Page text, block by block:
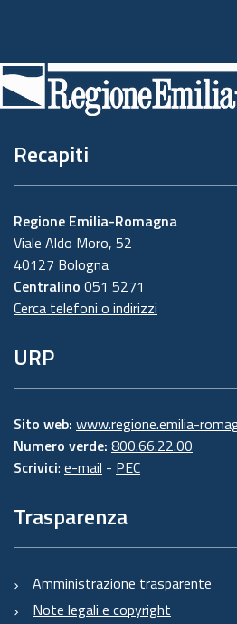
di
pagina
Recapiti
Regione Emilia-Romagna
Viale Aldo Moro, 52
40127 Bologna
Centralino 051 5271
Cerca telefoni o indirizzi
URP
Sito web: www.regione.emilia-
Numero verde: 800.66.22.00
Scrivici: e-mail - PEC
Trasparenza
Amministrazione trasparente
Note legali e copyright